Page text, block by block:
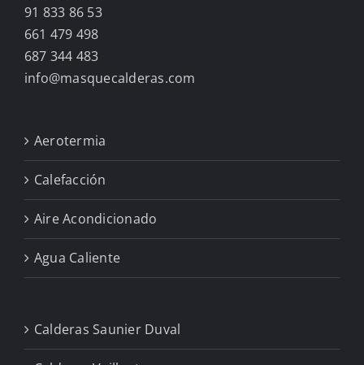
91 833 86 53
661 479 498
687 344 483
info@masquecalderas.com
Aerotermia
Calefacción
Aire Acondicionado
Agua Caliente
Calderas Saunier Duval